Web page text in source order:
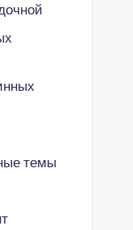
темы